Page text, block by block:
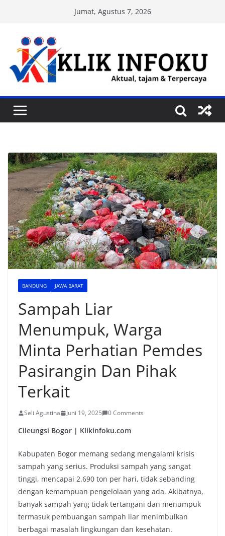
content
Jumat, Agustus 7, 2026
BANDUNG JAWA BARAT
Sampah Liar
Menumpuk, Warga
Minta Perhatian Pemdes
Pasirangin Dan Pihak
Terkait
Seli Agustina Juni 19, 2025 0 Comments
Cileungsi Bogor | Klikinfoku.com
Kabupaten Bogor memang sedang mengalami krisis
sampah yang serius. Produksi sampah yang sangat
tinggi, mencapai 2.690 ton per hari, tidak sebanding
dengan kemampuan pengelolaan yang ada. Akibatnya,
banyak sampah yang tidak tertangani dan menumpuk
termasuk pembuangan sampah liar menimbulkan
berbagai masalah lingkungan dan kesehatan.